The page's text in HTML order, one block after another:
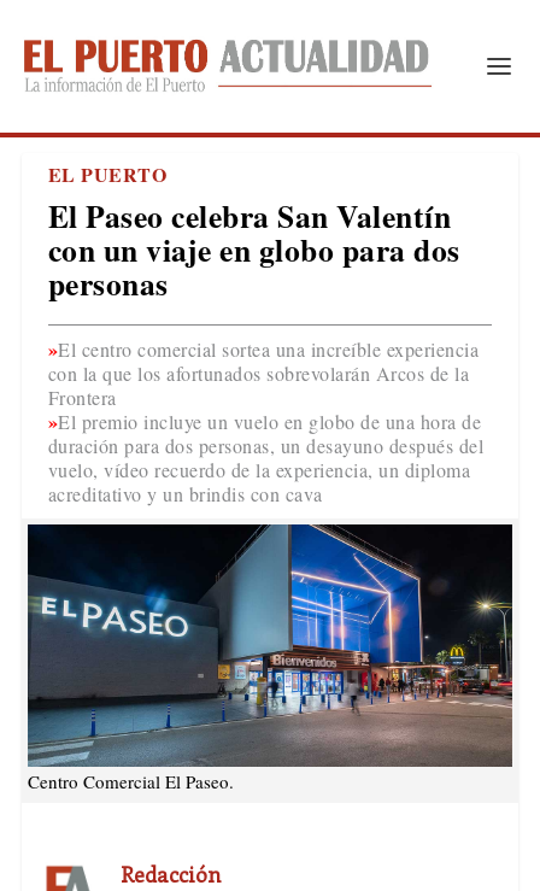
EL PUERTO
El Paseo celebra San Valentín
con un viaje en globo para dos
personas
El centro comercial sortea una increíble experiencia
con la que los afortunados sobrevolarán Arcos de la
Frontera
El premio incluye un vuelo en globo de una hora de
duración para dos personas, un desayuno después del
vuelo, vídeo recuerdo de la experiencia, un diploma
acreditativo y un brindis con cava
Centro Comercial El Paseo.
Redacción